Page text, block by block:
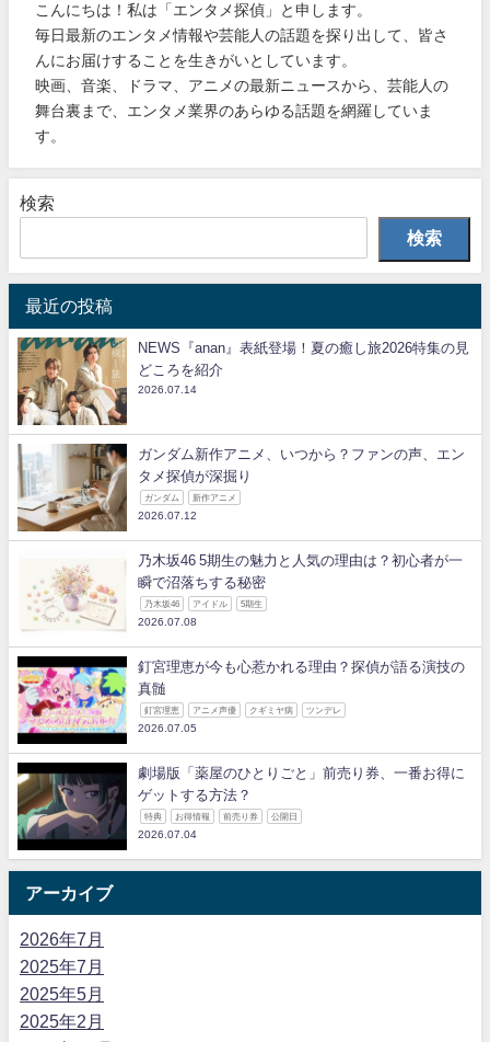
こんにちは！私は「エンタメ探偵」と申します。
毎日最新のエンタメ情報や芸能人の話題を探り出して、皆さ
んにお届けすることを生きがいとしています。
映画、音楽、ドラマ、アニメの最新ニュースから、芸能人の
舞台裏まで、エンタメ業界のあらゆる話題を網羅していま
す。
検索
検索
最近の投稿
NEWS『anan』表紙登場！夏の癒し旅2026特集の見
どころを紹介
2026.07.14
ガンダム新作アニメ、いつから？ファンの声、エン
タメ探偵が深掘り
ガンダム 新作アニメ
2026.07.12
乃木坂46 5期生の魅力と人気の理由は？初心者が一
瞬で沼落ちする秘密
乃木坂46 アイドル 5期生
2026.07.08
釘宮理恵が今も心惹かれる理由？探偵が語る演技の
真髄
釘宮理恵 アニメ声優 クギミヤ病 ツンデレ
2026.07.05
劇場版「薬屋のひとりごと」前売り券、一番お得に
ゲットする方法？
特典 お得情報 前売り券 公開日
2026.07.04
アーカイブ
2026年7月
2025年7月
2025年5月
2025年2月